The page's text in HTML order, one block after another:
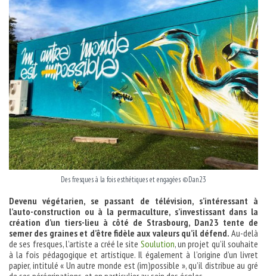
Des fresques à la fois esthétiques et engagées ©Dan23
Devenu végétarien, se passant de télévision, s’intéressant à
l’auto-construction ou à la permaculture, s’investissant dans la
création d’un tiers-lieu à côté de Strasbourg, Dan23 tente de
semer des graines et d’être fidèle aux valeurs qu’il défend. Au-delà
de ses fresques, l’artiste a créé le site Soulution, un projet qu’il souhaite
à la fois pédagogique et artistique. Il également à l’origine d’un livret
papier, intitulé « Un autre monde est (im)possible », qu’il distribue au gré